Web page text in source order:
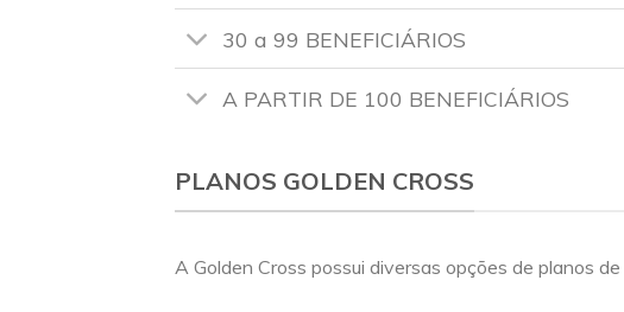
30 a 99 BENEFICIÁRIOS
A PARTIR DE 100 BENEFICIÁRIOS
PLANOS GOLDEN CROSS
A Golden Cross possui diversas opções de planos de